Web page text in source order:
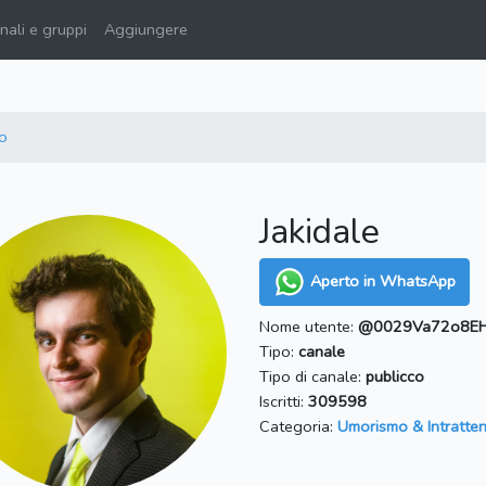
e gruppi Aggiungere
Jakidale
Aperto in WhatsApp
Nome utente:
Tipo: canale
Tipo di canale: publicco
Iscritti: 309598
Categoria: Umorismo &